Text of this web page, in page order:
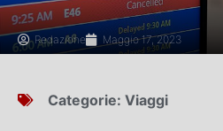
Redazione Maggio 17, 2023
Categorie: Viaggi